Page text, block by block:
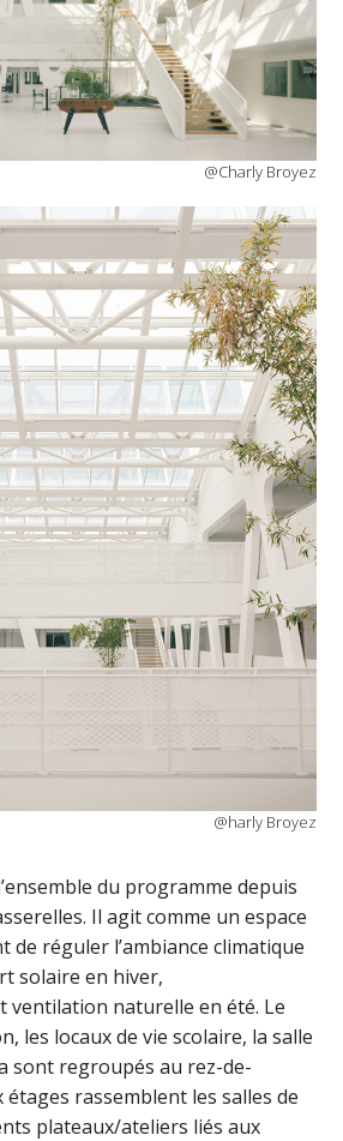
@Charly Broyez
@harly Broyez
du programme depuis
Il agit comme un espace
réguler l’ambiance climatique
solaire en hiver,
ventilation naturelle en été. Le
les locaux de vie scolaire, la salle
sont regroupés au rez-de-
étages rassemblent les salles de
plateaux/ateliers liés aux